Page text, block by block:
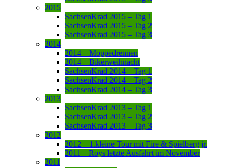
2015
SachsenKrad 2015 – Tag 1
SachsenKrad 2015 – Tag 2
SachsenKrad 2015 – Tag 3
2014
2014 – Moppedrennen
2014 – Bikerweihnacht
SachsenKrad 2014 – Tag 1
SachsenKrad 2014 – Tag 2
SachsenKrad 2014 – Tag 3
2013
SachsenKrad 2013 – Tag 1
SachsenKrad 2013 – Tag 2
SachsenKrad 2013 – Tag 3
2012
2012 – 1.kleine Tour mit Fire & Spielberg jr.
2011 – Roys letzte Ausfahrt im November
2011